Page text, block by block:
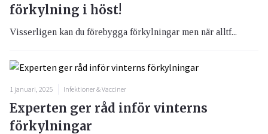
förkylning i höst!
Visserligen kan du förebygga förkylningar men när alltf...
1 januari, 2025 Infektioner & Vacciner
Experten ger råd inför vinterns
förkylningar